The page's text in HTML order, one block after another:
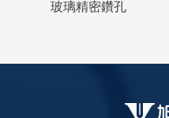
玻璃精密鑽孔